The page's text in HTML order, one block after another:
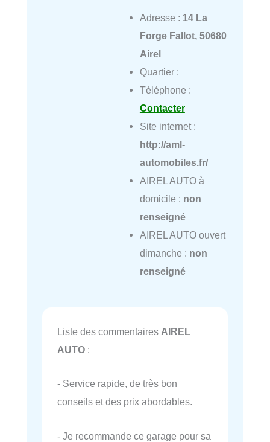
Adresse : 14 La
Forge Fallot, 50680
Airel
Quartier :
Téléphone :
Contacter
Site internet :
http://aml-
automobiles.fr/
AIREL AUTO à
domicile : non
renseigné
AIREL AUTO ouvert
dimanche : non
renseigné
Liste des commentaires AIREL
AUTO :
- Service rapide, de très bon
conseils et des prix abordables.
- Je recommande ce garage pour sa